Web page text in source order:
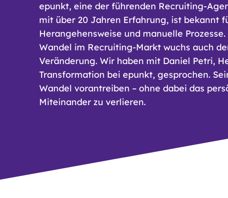
epunkt, eine der führenden Recruiting-
mit über 20 Jahren Erfahrung, ist bekannt
Herangehensweise und manuelle
Wandel im Recruiting-Markt wuchs auch
Veränderung. Wir haben mit Daniel Petri,
Transformation bei epunkt, gesprochen.
Wandel vorantreiben – ohne dabei das
Miteinander zu verlieren.